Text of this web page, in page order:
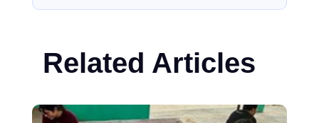
Related Articles